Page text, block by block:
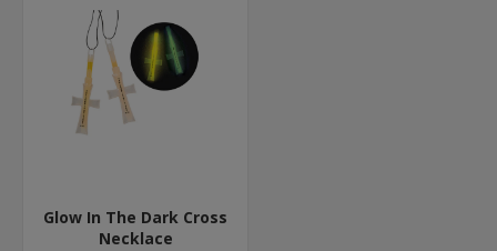
Glow In The Dark Cross
Necklace